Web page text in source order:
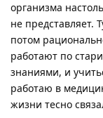
организма
не представляет.
потом
работают по
знаниями, и
работаю в
жизни тесно